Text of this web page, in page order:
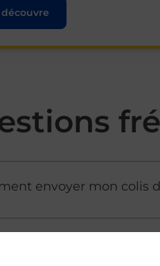
découvre
envoyer mon colis